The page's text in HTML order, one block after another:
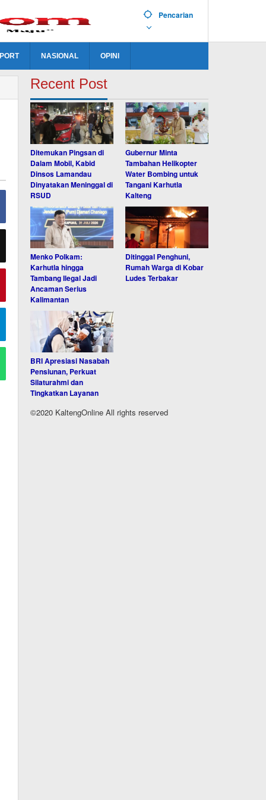
Pencarian
NASIONAL OPINI
Recent Post
Ditemukan Pingsan di
Dalam Mobil, Kabid
Dinsos Lamandau
Dinyatakan Meninggal di
RSUD
Gubernur Minta
Tambahan Helikopter
Water Bombing untuk
Tangani Karhutla
Kalteng
Menko Polkam:
Karhutla hingga
Tambang Ilegal Jadi
Ancaman Serius
Kalimantan
Ditinggal Penghuni,
Rumah Warga di Kobar
Ludes Terbakar
BRI Apresiasi Nasabah
Pensiunan, Perkuat
Silaturahmi dan
Tingkatkan Layanan
©2020 KaltengOnline All rights reserved